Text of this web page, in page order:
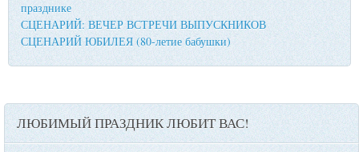
празднике
СЦЕНАРИЙ: ВЕЧЕР ВСТРЕЧИ ВЫПУСКНИКОВ
СЦЕНАРИЙ ЮБИЛЕЯ (80-летие бабушки)
ЛЮБИМЫЙ ПРАЗДНИК ЛЮБИТ ВАС!